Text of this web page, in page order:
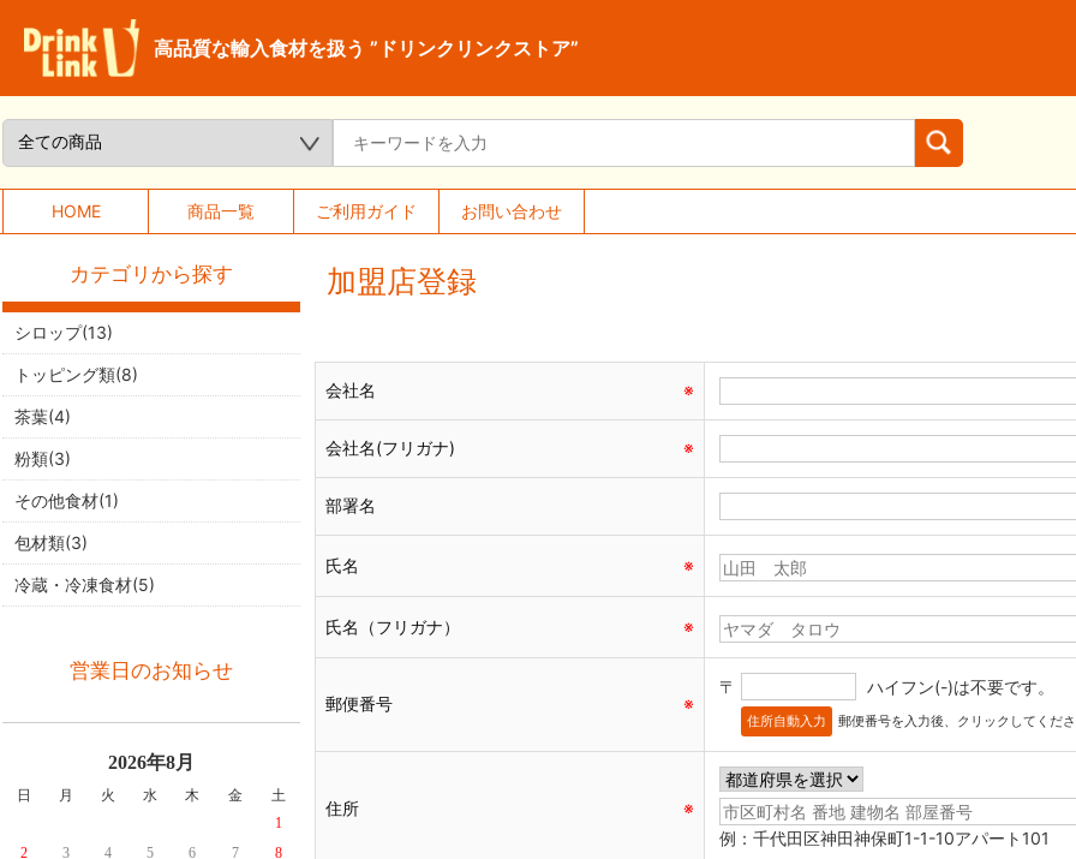
高品質な輸入食材を扱う ”ドリンクリンクストア”
HOME 商品一覧 ご利用ガイド お問い合わせ
カテゴリから探す
シロップ(13)
トッピング類(8)
茶葉(4)
粉類(3)
その他食材(1)
包材類(3)
冷蔵・冷凍食材(5)
営業日のお知らせ
2026年8月
日 月 火 水 木 金
土
1
2
3 4 5 6 7
8
加盟店登録
会社名 ※
会社名(フリガナ) ※
部署名
氏名 ※
氏名（フリガナ） ※
郵便番号 ※
〒 ハイフン(-)は不要です。
住所自動入力 郵便番号を入力後、クリックしてくだ
住所
※
例：千代田区神田神保町1-1-10アパート101